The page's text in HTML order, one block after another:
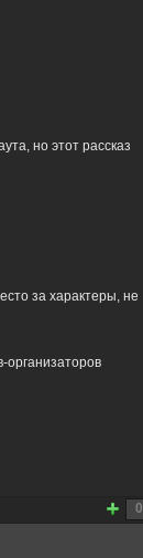
но этот рассказ
за характеры, не
организаторов
0